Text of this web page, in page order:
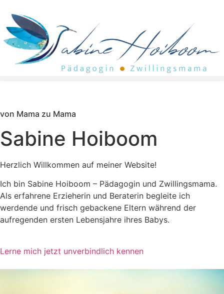
von Mama zu Mama
Sabine Hoiboom
Herzlich Willkommen auf meiner Website!
Ich bin Sabine Hoiboom – Pädagogin und Zwillingsmama.
Als erfahrene Erzieherin und Beraterin begleite ich
werdende und frisch gebackene Eltern während der
aufregenden ersten Lebensjahre ihres Babys.
Lerne mich jetzt unverbindlich kennen